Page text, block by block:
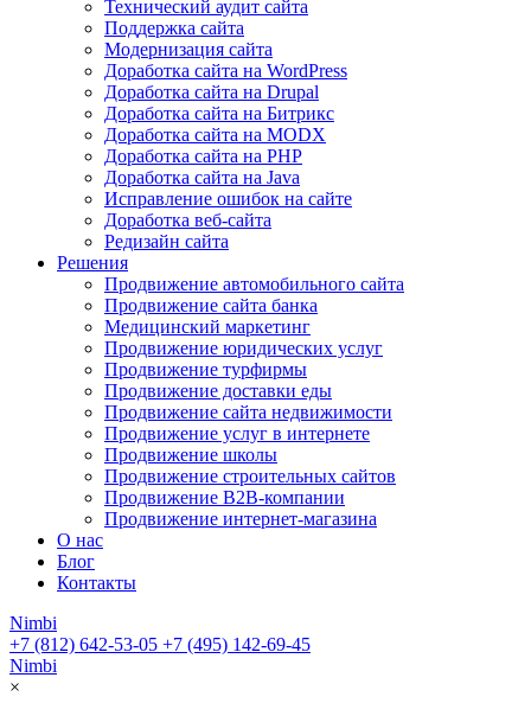
Технический аудит сайта
Поддержка сайта
Модернизация сайта
Доработка сайта на WordPress
Доработка сайта на Drupal
Доработка сайта на Битрикс
Доработка сайта на MODX
Доработка сайта на PHP
Доработка сайта на Java
Исправление ошибок на сайте
Доработка веб-сайта
Редизайн сайта
Решения
Продвижение автомобильного сайта
Продвижение сайта банка
Медицинский маркетинг
Продвижение юридических услуг
Продвижение турфирмы
Продвижение доставки еды
Продвижение сайта недвижимости
Продвижение услуг в интернете
Продвижение школы
Продвижение строительных сайтов
Продвижение B2B-компании
Продвижение интернет-магазина
О нас
Блог
Контакты
Nimbi
+7 (812) 642-53-05 +7 (495) 142-69-45
Nimbi
×